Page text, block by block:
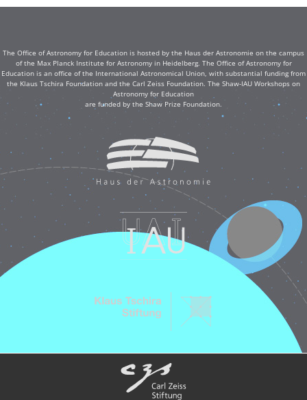
The Office of Astronomy for Education is hosted by the Haus der Astronomie on the campus
of the Max Planck Institute for Astronomy in Heidelberg. The Office of Astronomy for
Education is an office of the International Astronomical Union, with substantial funding from
the Klaus Tschira Foundation and the Carl Zeiss Foundation. The Shaw-IAU Workshops on
Astronomy for Education
are funded by the Shaw Prize Foundation.